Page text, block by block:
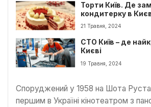
Торти Київ. Де
кондитерку в
21 Травня, 2024
СТО Київ – де
Києві
19 Травня, 2024
Споруджений у 1958 на Шота
першим в Україні кінотеатром з